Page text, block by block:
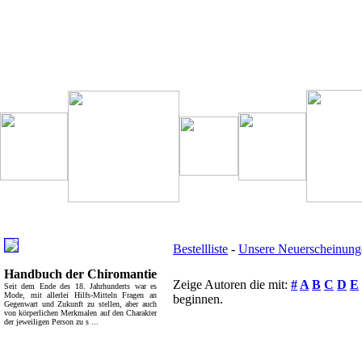
Handbuch der Chiromantie
Seit dem Ende des 18. Jahrhunderts war es
Mode, mit allerlei Hilfs-Mitteln Fragen an
Gegenwart und Zukunft zu stellen, aber auch
von körperlichen Merkmalen auf den Charakter
der jeweiligen Person zu s ...
Bestellliste - Unsere
Zeige Autoren die mit: # A B C D E
beginnen.